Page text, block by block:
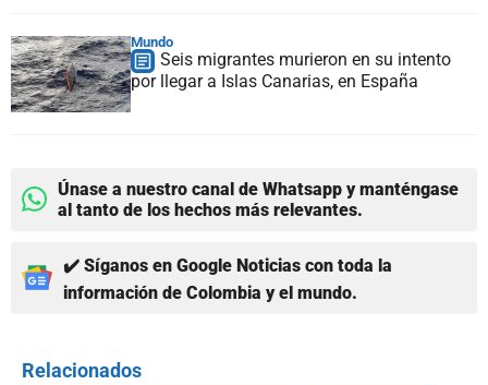
Mundo
Seis migrantes murieron en su intento
por llegar a Islas Canarias, en España
Únase a nuestro canal de Whatsapp y manténgase
al tanto de los hechos más relevantes.
✔️ Síganos en Google Noticias con toda la
información de Colombia y el mundo.
Relacionados